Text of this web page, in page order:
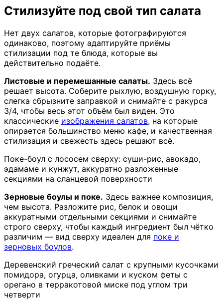
Стилизуйте под свой тип салата
Нет двух салатов, которые фотографируются
одинаково, поэтому адаптируйте приёмы
стилизации под те блюда, которые вы
действительно подаёте.
Листовые и перемешанные салаты. Здесь всё
решает высота. Соберите рыхлую, воздушную горку,
слегка сбрызните заправкой и снимайте с ракурса
3/4, чтобы весь этот объём был виден. Это
классические изображения салатов, на которые
опирается большинство меню кафе, и качественная
стилизация и свежесть здесь решают всё.
Поке-боул с лососем сверху: суши-рис, авокадо,
эдамаме и кунжут, аккуратно разложенные
секциями на сланцевой поверхности
Зерновые боулы и поке. Здесь важнее композиция,
чем высота. Разложите рис, белок и овощи
аккуратными отдельными секциями и снимайте
строго сверху, чтобы каждый ингредиент был чётко
различим — вид сверху идеален для поке и
зерновых боулов.
Деревенский греческий салат с крупными кусочками
помидора, огурца, оливками и куском феты с
орегано в терракотовой миске под углом три
четверти